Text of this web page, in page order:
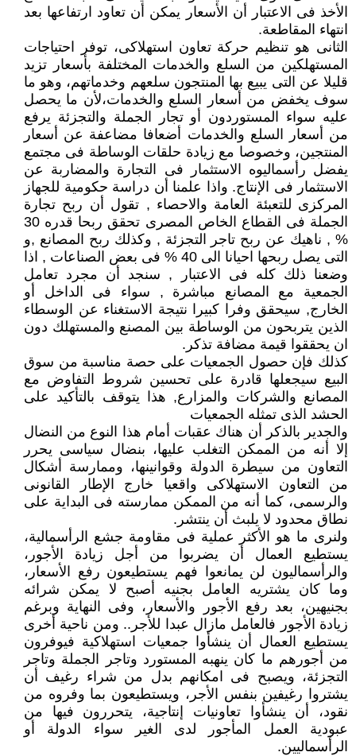
الأخذ فى الاعتبار أن الأسعار يمكن أن تعاود ارتفاعها بعد
انتهاء المقاطعة.
الثانى هو تنظيم حركة تعاون استهلاكى، توفر احتياجات
المستهلكين من السلع والخدمات المختلفة بأسعار تزيد
قليلا عن التى يبيع بها المنتجون سلعهم وخدماتهم، وهو ما
سوف يخفض من أسعار السلع والخدمات،لأن ما يحصل
عليه سواء المستوردون أو تجار الجملة والتجزئة يرفع
من أسعار السلع والخدمات أضعافا مضاعفة عن أسعار
المنتجين، وخصوصا مع زيادة حلقات الوساطة فى مجتمع
يفضل رأسماليوه الاستثمار فى التجارة والمضاربة عن
الاستثمار فى الإنتاج. واذا علمنا أن دراسة حكومية للجهاز
المركزى للتعبئة العامة والاحصاء , تقول أن ربح تجارة
الجملة فى القطاع الخاص المصرى تحقق ربحا قدره 30
% , ناهيك عن ربح تاجر التجزئة , وكذلك ربح المصانع ,و
التى يصل ربحها احيانا الى 40 % فى بعض الصناعات , اذا
وضعنا ذلك كله فى الاعتبار , سنجد أن مجرد تعامل
الجمعية مع المصانع مباشرة , سواء فى الداخل أو
الخارج, سيحقق وفرا كبيرا نتيجة الاستغناء عن الوسطاء
الذين يتربحون من الوساطة بين المصنع والمستهلك دون
ان يحققوا قيمة مضافة تذكر.
كذلك فإن حصول الجمعيات على حصة مناسبة من سوق
البيع سيجعلها قادرة على تحسين شروط التفاوض مع
المصانع والشركات والمزارع, هذا يتوقف بالتأكيد على
الحشد الذى تمثله الجمعيات
والجدير بالذكر أن هناك عقبات أمام هذا النوع من النضال
إلا أنه من الممكن التغلب عليها، بنضال سياسى يحرر
التعاون من سيطرة الدولة وقوانينها، وممارسة أشكال
من التعاون الاستهلاكى واقعيا خارج الإطار القانونى
والرسمى، كما أنه من الممكن ممارسته فى البداية على
نطاق محدود لا يلبث أن ينتشر.
ولنرى ما هو الأكثر عملية فى مقاومة جشع الرأسمالية،
يستطيع العمال أن يضربوا من أجل زيادة الأجور،
والرأسماليون لن يمانعوا فهم يستطيعون رفع الأسعار،
وما كان يشتريه العامل بجنيه أصبح لا يمكن شرائه
بجنيهين، بعد رفع الأجور والأسعار، وفى النهاية وبرغم
زيادة الأجور فالعامل مازال عبدا للأجر.. ومن ناحية أخرى
يستطيع العمال أن ينشأوا جمعيات استهلاكية فيوفرون
من أجورهم ما كان ينهبه المستورد وتاجر الجملة وتاجر
التجزئة، ويصبح فى امكانهم بدل من شراء رغيف أن
يشتروا رغيفين بنفس الأجر، ويستطيعون بما وفروه من
نقود، أن ينشأوا تعاونيات إنتاجية، يتحررون فيها من
عبودية العمل المأجور لدى الغير سواء الدولة أو
الرأسماليين.